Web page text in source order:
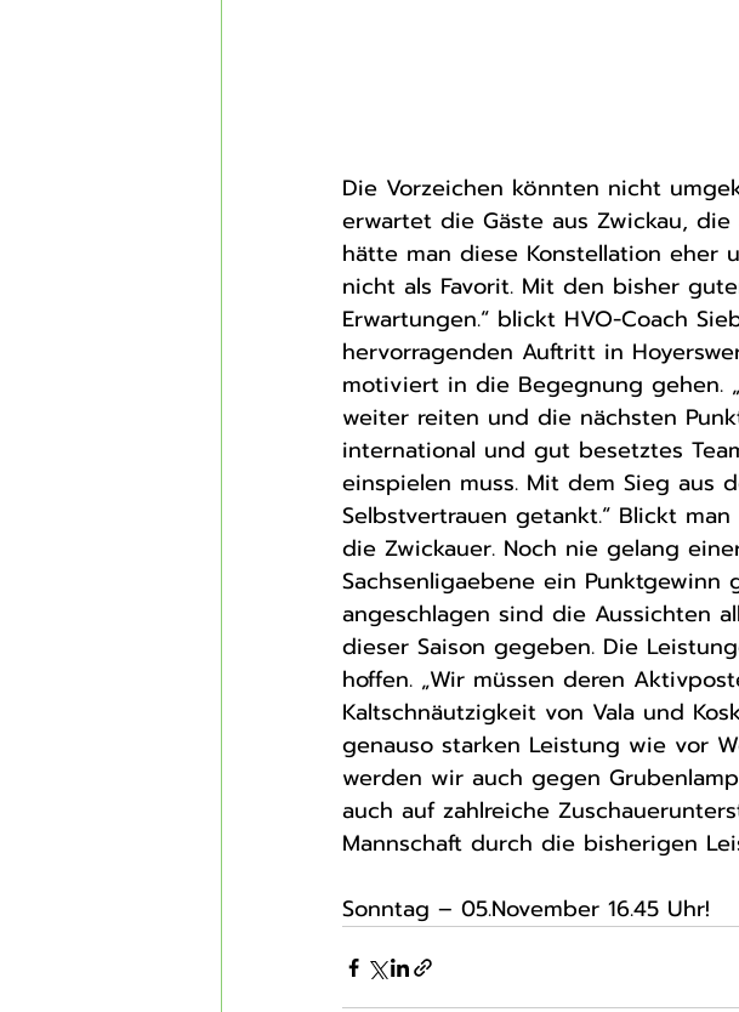
Die Vorzeichen könnten nicht
erwartet die Gäste aus Zwickau,
hätte man diese Konstellation eher
nicht als Favorit. Mit den bisher
Erwartungen.“ blickt HVO-Coach
hervorragenden Auftritt in
motiviert in die Begegnung gehen.
weiter reiten und die nächsten
international und gut besetztes
einspielen muss. Mit dem Sieg aus
Selbstvertrauen getankt.“ Blickt
die Zwickauer. Noch nie gelang
Sachsenligaebene ein Punktgewinn
angeschlagen sind die Aussichten
dieser Saison gegeben. Die
hoffen. „Wir müssen deren
Kaltschnäutzigkeit von Vala und
genauso starken Leistung wie vor
werden wir auch gegen
auch auf zahlreiche
Mannschaft durch die bisherigen
Sonntag – 05.November 16.45 Uhr!